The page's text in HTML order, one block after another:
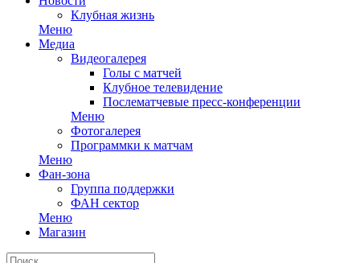
Клубная жизнь
Меню
Медиа
Видеогалерея
Голы с матчей
Клубное телевидение
Послематчевые пресс-конференции
Меню
Фотогалерея
Программки к матчам
Меню
Фан-зона
Группа поддержки
ФАН сектор
Меню
Магазин